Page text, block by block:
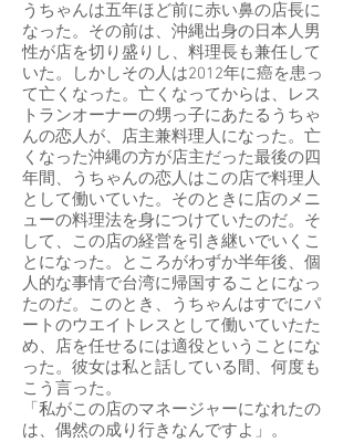
うちゃんは五年ほど前に赤い鼻の店長に
なった。その前は、沖縄出身の日本人男
性が店を切り盛りし、料理長も兼任して
いた。しかしその人は2012年に癌を患っ
て亡くなった。亡くなってからは、レス
トランオーナーの甥っ子にあたるうちゃ
んの恋人が、店主兼料理人になった。亡
くなった沖縄の方が店主だった最後の四
年間、うちゃんの恋人はこの店で料理人
として働いていた。そのときに店のメニ
ューの料理法を身につけていたのだ。そ
して、この店の経営を引き継いでいくこ
とになった。ところがわずか半年後、個
人的な事情で台湾に帰国することになっ
たのだ。このとき、うちゃんはすでにパ
ートのウエイトレスとして働いていたた
め、店を任せるには適役ということにな
った。彼女は私と話している間、何度も
こう言った。
「私がこの店のマネージャーになれたの
は、偶然の成り行きなんですよ」。